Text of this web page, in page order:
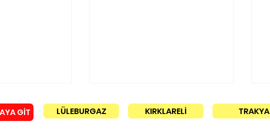
GİT LÜLEBURGAZ KIRKLARELİ TRAKYA